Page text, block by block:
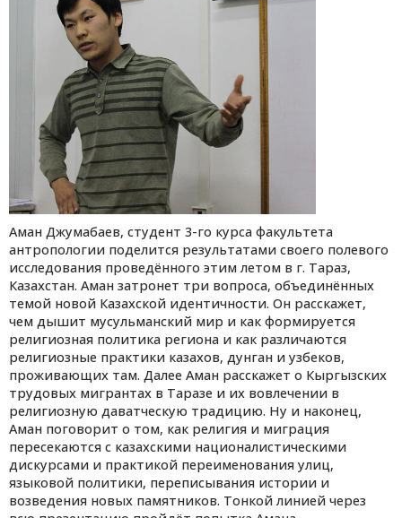
Аман Джумабаев, студент 3-го курса факультета
антропологии поделится результатами своего полевого
исследования проведённого этим летом в г. Тараз,
Казахстан. Аман затронет три вопроса, объединённых
темой новой Казахской идентичности. Он расскажет,
чем дышит мусульманский мир и как формируется
религиозная политика региона и как различаются
религиозные практики казахов, дунган и узбеков,
проживающих там. Далее Аман расскажет о Кыргызских
трудовых мигрантах в Таразе и их вовлечении в
религиозную даватческую традицию. Ну и наконец,
Аман поговорит о том, как религия и миграция
пересекаются с казахскими националистическими
дискурсами и практикой переименования улиц,
языковой политики, переписывания истории и
возведения новых памятников. Тонкой линией через